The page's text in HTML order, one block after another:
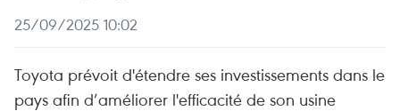
25/09/2025 10:02
Toyota prévoit d'étendre ses investissements dans le
pays afin d’améliorer l'efficacité de son usine